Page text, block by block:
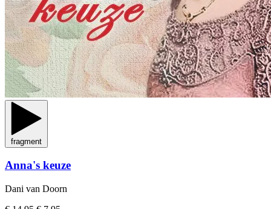
fragment
Anna's keuze
Dani van Doorn